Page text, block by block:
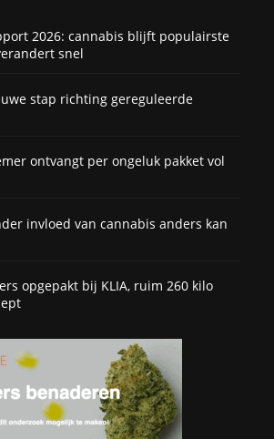
2026: cannabis blijft populairste
snel
stap richting gereguleerde
ontvangt per ongeluk pakket vol
invloed van cannabis anders kan
opgepakt bij KLIA, ruim 260 kilo